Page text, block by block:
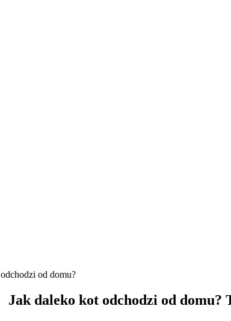
od domu?
Jak daleko kot odchodzi od domu?